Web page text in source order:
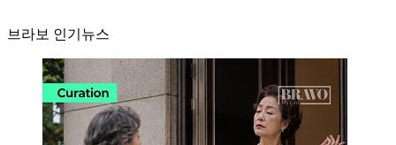
브라보 인기뉴스